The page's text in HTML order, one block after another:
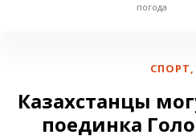
погода
EUR
СПОРТ,
Казахстанцы
поединка